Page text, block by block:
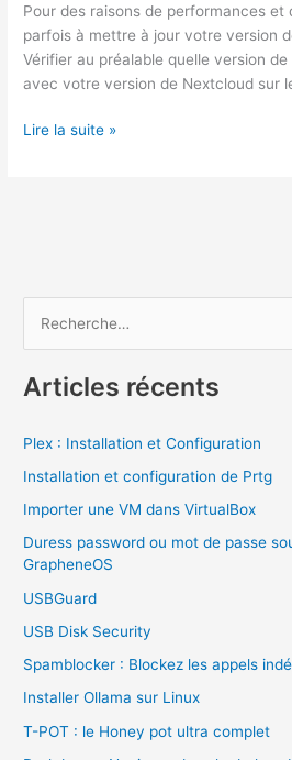
Pour des raisons de performances et
parfois à mettre à jour votre version
Vérifier au préalable quelle version
avec votre version de Nextcloud sur
Mettre
Nextcloud
sur
Raspberry
OS
Lire la suite »
h
h
e
:
Articles récents
Plex : Installation et Configuration
Installation et configuration de Prtg
Importer une VM dans VirtualBox
Duress password ou mot de passe
GrapheneOS
USBGuard
USB Disk Security
Spamblocker : Blockez les appels
Installer Ollama sur Linux
T-POT : le Honey pot ultra complet